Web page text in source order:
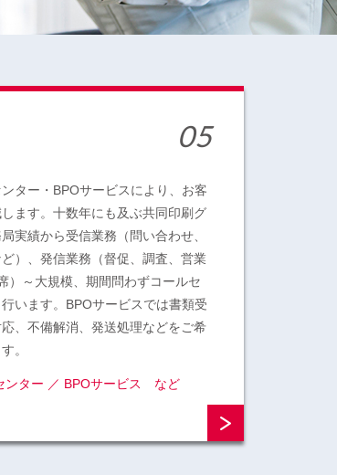
ター・BPOサービスにより、お客
ます。十数年にも及ぶ共同印刷グ
実績から受信業務（問い合わせ、
）、発信業務（督促、調査、営業
）～大規模、期間問わずコールセ
います。BPOサービスでは書類受
、不備解消、発送処理などをご希
。
ンター ／ BPOサービス など